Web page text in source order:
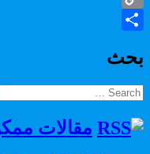
Copy
بحث
Search
for:
مقالات